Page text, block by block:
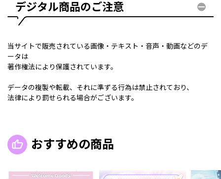
デジタル商品のご注意
当サイトで販売されている画像・テキスト・音声・動画などのデ
ータは
著作権法により保護されています。
データの複製や転載、それに準ずる行為は禁止されており、
法律により罰せられる場合がございます。
おすすめの商品